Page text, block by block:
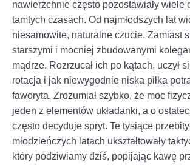
nawierzchnie często pozostawiały wiele
tamtych czasach. Od najmłodszych lat
niesamowite, naturalne czucie. Zamiast
starszymi i mocniej zbudowanymi
mądrze. Rozrzucał ich po kątach, uczył
rotacja i jak niewygodnie niska piłka
faworyta. Zrozumiał szybko, że moc
jeden z elementów układanki, a o
często decyduje spryt. Te tysiące
młodzieńczych latach ukształtowały
który podziwiamy dziś, popijając kawę